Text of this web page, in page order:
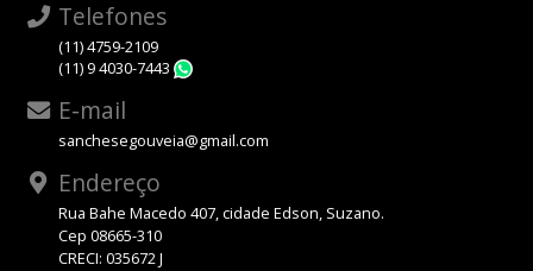
Telefones
(11) 4759-2109
(11) 9 4030-7443
E-mail
sanchesegouveia@gmail.com
Endereço
Rua Bahe Macedo 407, cidade Edson, Suzano.
Cep 08665-310
CRECI: 035672 J